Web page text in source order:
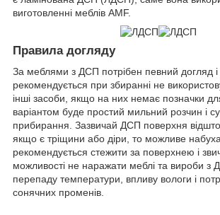
виготовленні меблів AMF.
Правила догляду
За меблями з ДСП потрібен певний догляд
рекомендується при збиранні не
інші засоби, якщо на них немає позначки
варіантом буде простий мильний розчин і
прибирання. Зазвичай ДСП поверхня
якщо є тріщини або діри, то можливе
рекомендується стежити за поверхнею і
можливості не наражати меблі та вироби з
перепаду температури, впливу вологи і
сонячних променів.